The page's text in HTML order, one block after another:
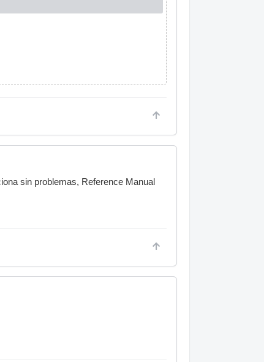
sin problemas, Reference Manual